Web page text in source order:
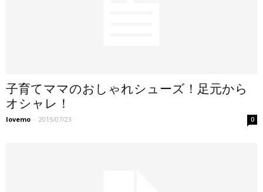
子育てママのおしゃれシューズ！足元から
オシャレ！
lovemo - 2015/07/23 0